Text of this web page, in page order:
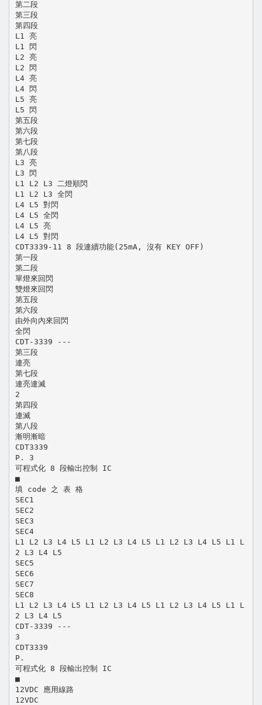
第二段
第三段
第四段
L1 亮
L1 閃
L2 亮
L2 閃
L4 亮
L4 閃
L5 亮
L5 閃
第五段
第六段
第七段
第八段
L3 亮
L3 閃
L1 L2 L3 二燈順閃
L1 L2 L3 全閃
L4 L5 對閃
L4 L5 全閃
L4 L5 亮
L4 L5 對閃
CDT3339-11 8 段連續功能(25mA, 沒有 KEY OFF)
第一段
第二段
單燈來回閃
雙燈來回閃
第五段
第六段
由外向內來回閃
全閃
CDT-3339 ---
第三段
連亮
第七段
連亮連滅
2
第四段
連滅
第八段
漸明漸暗
CDT3339
P. 3
可程式化 8 段輸出控制 IC
■
填 code 之 表 格
SEC1
SEC2
SEC3
SEC4
L1 L2 L3 L4 L5 L1 L2 L3 L4 L5 L1 L2 L3 L4 L5 L1 L
2 L3 L4 L5
SEC5
SEC6
SEC7
SEC8
L1 L2 L3 L4 L5 L1 L2 L3 L4 L5 L1 L2 L3 L4 L5 L1 L
2 L3 L4 L5
CDT-3339 ---
3
CDT3339
P.
可程式化 8 段輸出控制 IC
■
12VDC 應用線路
12VDC